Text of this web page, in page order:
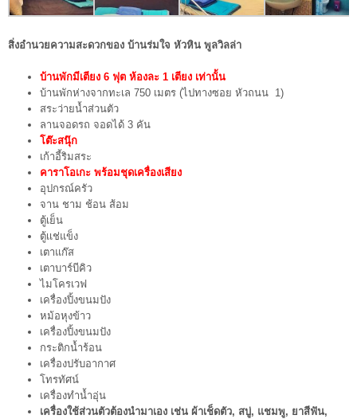
สิ่งอำนวยความสะดวกของ บ้านร่มใจ หัวหิน พูลวิลล่า
บ้านพักมีเตียง 6 ฟุต ห้องละ 1 เตียง เท่านั้น
บ้านพักห่างจากทะเล 750 เมตร (ไปทางซอย หัวถนน 1)
สระว่ายน้ำส่วนตัว
ลานจอดรถ จอดได้ 3 คัน
โต๊ะสนุ๊ก
เก้าอี้ริมสระ
คาราโอเกะ พร้อมชุดเครื่องเสียง
อุปกรณ์ครัว
จาน ชาม ช้อน ส้อม
ตู้เย็น
ตู้เเช่แข็ง
เตาแก๊ส
เตาบาร์บีคิว
ไมโครเวฟ
เครื่องปิ้งขนมปัง
หม้อหุงข้าว
เครื่องปิ้งขนมปัง
กระติกน้ำร้อน
เครื่องปรับอากาศ
โทรทัศน์
เครื่องทำน้ำอุ่น
เครื่องใช้ส่วนตัวต้องนำมาเอง เช่น ผ้าเช็ดตัว, สบู่, แชมพู, ยาสีฟัน,